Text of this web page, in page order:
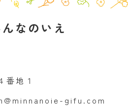
なのいえ
番地１
gifu.com